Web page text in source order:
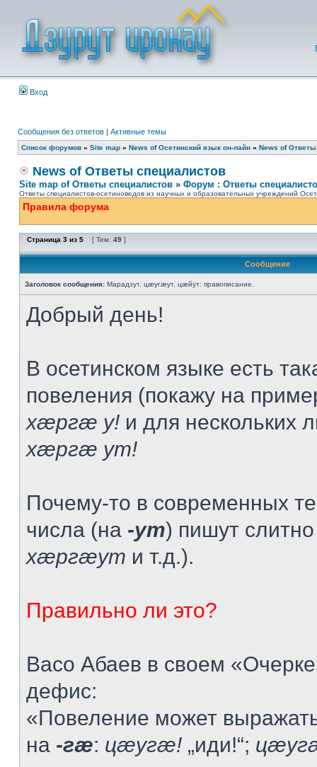
Вход
Сообщения без ответов | Активные темы
Список форумов » Site map » News of Осетинский язык он-лайн » News of
News of Ответы специалистов
Site map of Ответы специалистов » Форум : Ответы
Ответы специалистов-осетиноведов из научных и образовательных учреждений
Правила форума
Страница 3 из 5 [ Тем: 49 ]
Сообщение
Заголовок сообщения: Марадзут, цæугæут, цæйут: правописание.
Добрый день!
В осетинском языке есть
повеления (покажу на
хæргæ у! и для нескольких
хæргæ ут!
Почему-то в современных
числа (на -ут) пишут
хæргæут и т.д.).
Правильно ли это?
Васо Абаев в своем
дефис:
«Повеление может
на -гæ: цæугæ! „иди!“;